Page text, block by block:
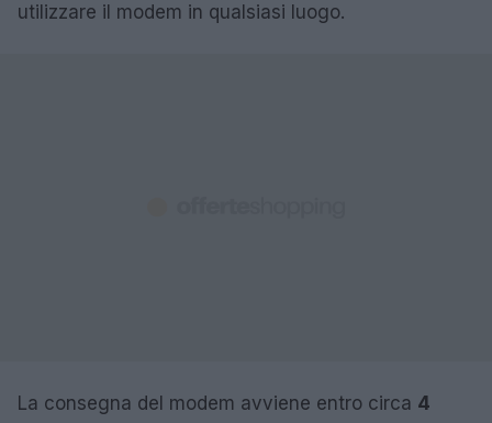
utilizzare il modem in qualsiasi luogo.
La consegna del modem avviene entro circa 4